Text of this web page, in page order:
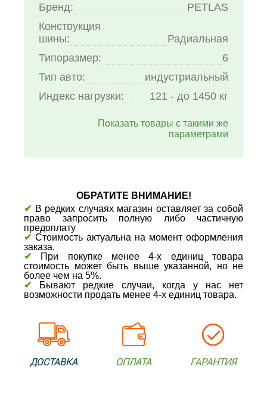
Бренд:
PETLAS
Конструкция
шины:
Радиальная
Типоразмер:
6
Тип авто:
индустриальный
Индекс нагрузки:
121 - до 1450 кг
Показать товары с такими же
параметрами
ОБРАТИТЕ ВНИМАНИЕ!
✔ В редких случаях магазин оставляет за собой
право запросить полную либо частичную
предоплату
✔ Стоимость актуальна на момент оформления
заказа.
✔
При покупке менее 4-х единиц товара
стоимость может быть выше указанной, но не
более чем на 5%.
✔
Бывают редкие случаи, когда у нас нет
возможности продать менее 4-х единиц товара.
ДОСТАВКА ОПЛАТА ГАРАНТИЯ